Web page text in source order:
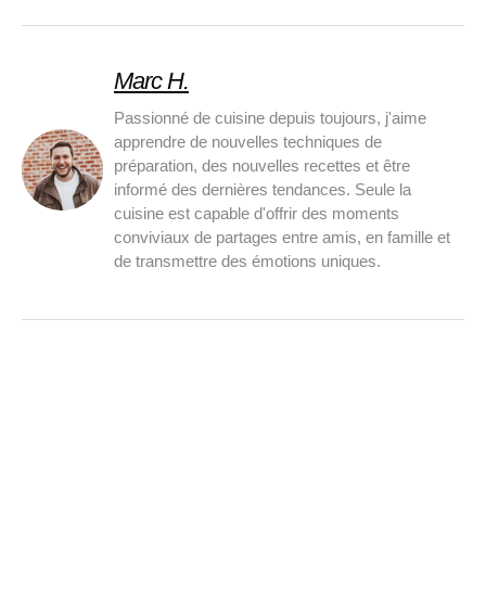
Marc H.
Passionné de cuisine depuis toujours, j'aime
apprendre de nouvelles techniques de
préparation, des nouvelles recettes et être
informé des dernières tendances. Seule la
cuisine est capable d'offrir des moments
conviviaux de partages entre amis, en famille et
de transmettre des émotions uniques.